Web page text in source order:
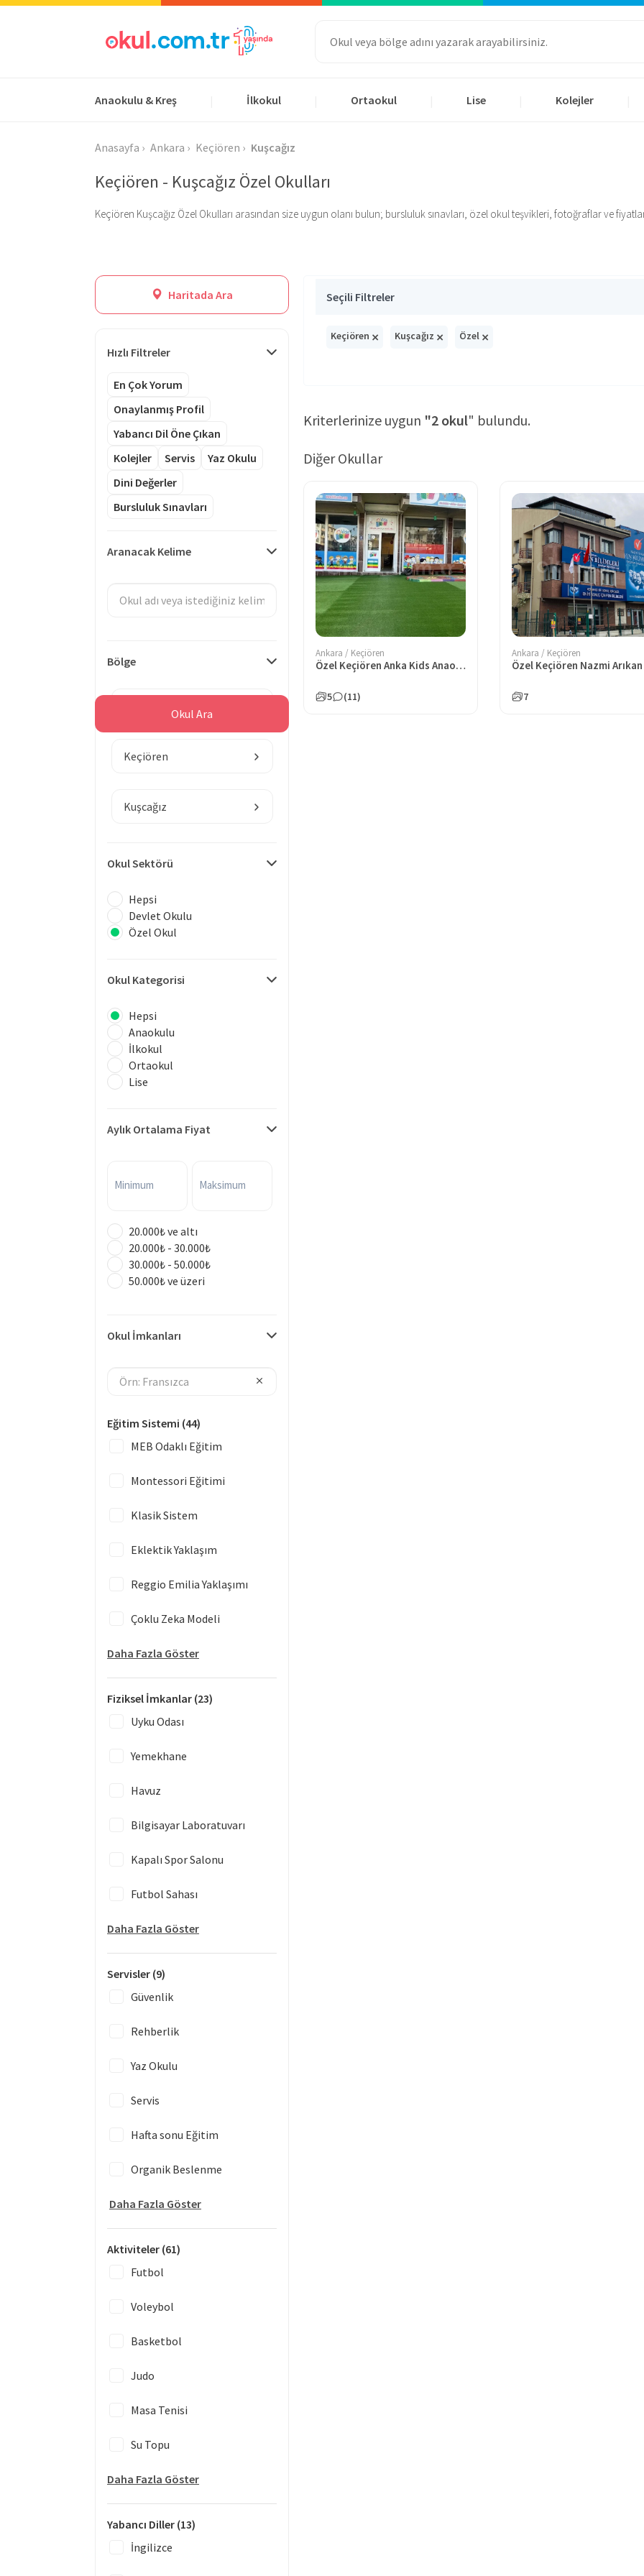
Anaokulu & Kreş İlkokul Ortaokul Lise Kolejler
Anasayfa Ankara Keçiören Kuşcağız
Keçiören - Kuşcağız Özel Okulları
Keçiören Kuşcağız Özel Okulları arasından size uygun olanı bulun; bursluluk sınavları, özel okul teşvikleri, fotoğraflar ve
Haritada Ara
Hızlı Filtreler
En Çok Yorum
Onaylanmış Profil
Yabancı Dil Öne Çıkan
Kolejler
Servis
Yaz Okulu
Dini Değerler
Bursluluk Sınavları
Aranacak Kelime
Bölge
Keçiören
Kuşcağız
Okul Sektörü
Hepsi
Devlet Okulu
Özel Okul
Okul Kategorisi
Hepsi
Anaokulu
İlkokul
Ortaokul
Lise
Aylık Ortalama Fiyat
Minimum Maksimum
20.000₺ ve altı
20.000₺ - 30.000₺
30.000₺ - 50.000₺
50.000₺ ve üzeri
Okul İmkanları
Eğitim Sistemi (44)
MEB Odaklı Eğitim
Montessori Eğitimi
Klasik Sistem
Eklektik Yaklaşım
Reggio Emilia Yaklaşımı
Çoklu Zeka Modeli
Daha Fazla Göster
Fiziksel İmkanlar (23)
Uyku Odası
Yemekhane
Havuz
Bilgisayar Laboratuvarı
Kapalı Spor Salonu
Futbol Sahası
Daha Fazla Göster
Servisler (9)
Güvenlik
Rehberlik
Yaz Okulu
Servis
Hafta sonu Eğitim
Organik Beslenme
Daha Fazla Göster
Aktiviteler (61)
Futbol
Voleybol
Basketbol
Judo
Masa Tenisi
Su Topu
Daha Fazla Göster
Yabancı Diller (13)
İngilizce
Okul Ara
Seçili Filtreler
Keçiören × Kuşcağız × Özel ×
Kriterlerinize uygun "2 okul" bulundu.
Diğer Okullar
Ankara / Keçiören
Özel Keçiören Anka Kids Anaokulu
5 (11)
Ankara / Keçiören
7